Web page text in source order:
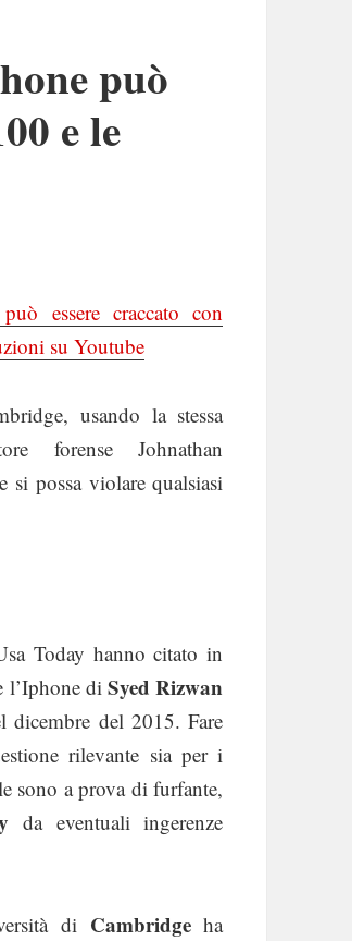
può
e le
essere craccato con
su Youtube
usando la stessa
forense Johnathan
possa violare qualsiasi
Today hanno citato in
l’Iphone diSyed Rizwan
dicembre del 2015. Fare
rilevante sia per i
sono a prova di furfante,
da eventuali ingerenze
di Cambridgeha